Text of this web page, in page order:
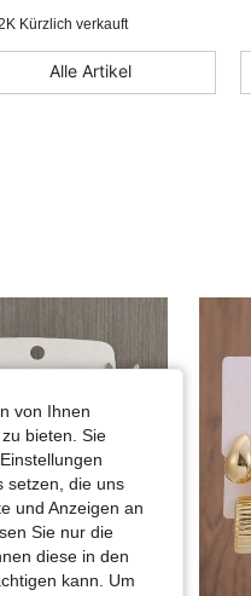
Kürzlich verkauft
Alle Artikel
von Ihnen
bieten. Sie
setzen, die uns
und Anzeigen an
Sie nur die
diese in den
kann. Um